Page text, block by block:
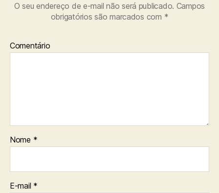
O seu endereço de e-mail não será publicado. Campos
obrigatórios são marcados com *
Comentário
Nome *
E-mail *